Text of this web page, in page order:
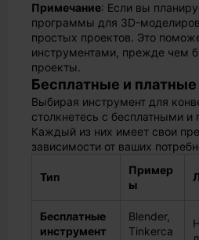
Примечание: Если вы
программы для 3D-
простых проектов. Это
инструментами, прежде чем
проекты.
Бесплатные и
Выбирая инструмент для
столкнетесь с бесплатными
Каждый из них имеет свои
зависимости от ваших
Тип
Пример
ы
Бесплатные
инструмент
Blender,
Tinkerca